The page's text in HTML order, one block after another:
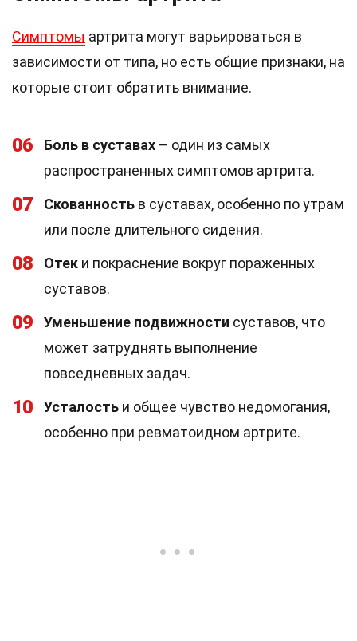
Симптомы артрита могут варьироваться в
зависимости от типа, но есть общие признаки, на
которые стоит обратить внимание.
06 Боль в суставах – один из самых
распространенных симптомов артрита.
07 Скованность в суставах, особенно по утрам
или после длительного сидения.
08 Отек и покраснение вокруг пораженных
суставов.
09 Уменьшение подвижности суставов, что
может затруднять выполнение
повседневных задач.
10 Усталость и общее чувство недомогания,
особенно при ревматоидном артрите.